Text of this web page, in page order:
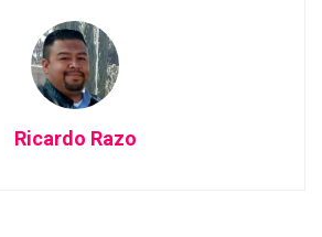
Ricardo Razo